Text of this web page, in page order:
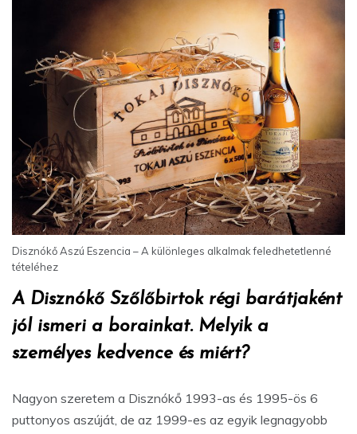
Disznókő Aszú Eszencia – A különleges alkalmak feledhetetlenné
tételéhez
A Disznókő Szőlőbirtok régi barátjaként
jól ismeri a borainkat. Melyik a
személyes kedvence és miért?
Nagyon szeretem a Disznókő 1993-as és 1995-ös 6
puttonyos aszúját, de az 1999-es az egyik legnagyobb